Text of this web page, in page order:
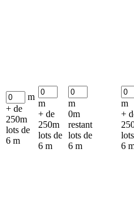
m
+ de
250m
lots de
6 m
m
+ de
250m
lots de
6 m
m
0m
restant
lots de
6 m
m
+
6